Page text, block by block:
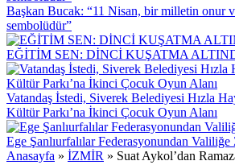
Başkan Bucak: “11 Nisan, bir milletin onur
sembolüdür”
EĞİTİM SEN: DİNCİ KUŞATMA
Vatandaş İstedi, Siverek Belediyesi Hızla
Kültür Parkı’na İkinci Çocuk Oyun Alanı
Ege Şanlıurfalılar Federasyonundan Valiliğe
Anasayfa » İZMİR » Suat Aykol’dan